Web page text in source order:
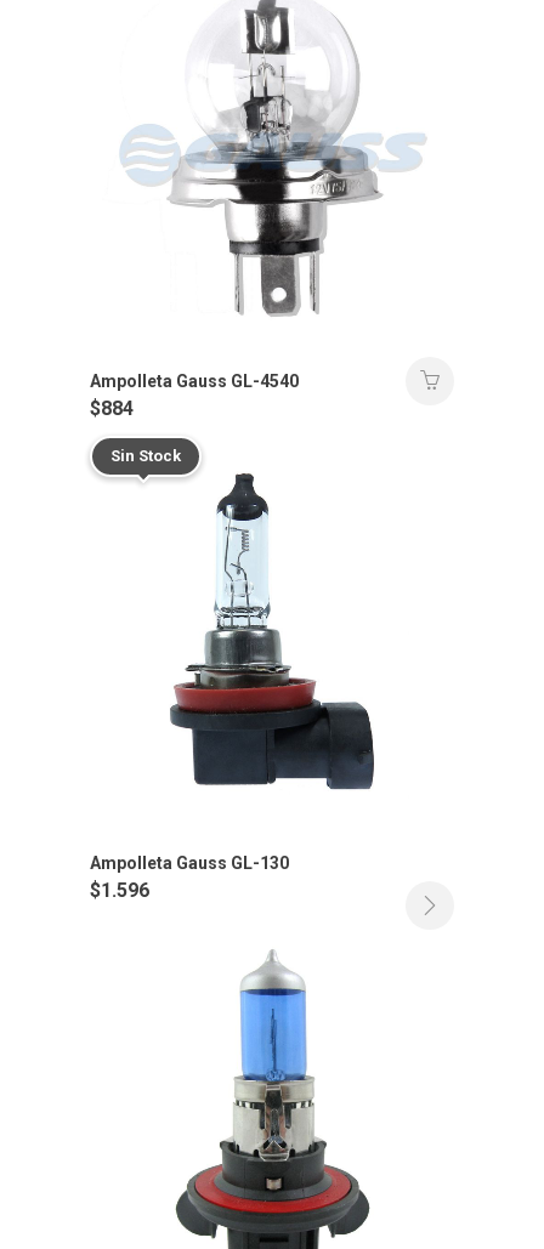
Ampolleta Gauss GL-4540
$884
Sin Stock
Ampolleta Gauss GL-130
$1.596